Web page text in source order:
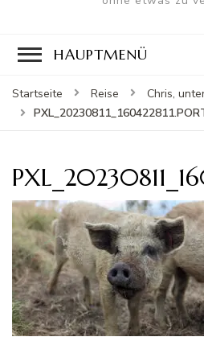
HAUPTMENÜ
Startseite Reise
Chris,